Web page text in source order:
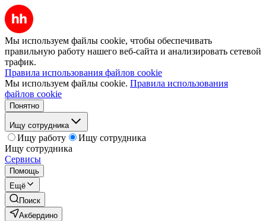
Мы используем файлы cookie, чтобы обеспечивать
правильную работу нашего веб-сайта и анализировать сетевой
трафик.
Правила использования файлов cookie
Мы используем файлы cookie. Правила использования
файлов cookie
Понятно
Ищу сотрудника
Ищу работу
Ищу сотрудника
Ищу сотрудника
Сервисы
Помощь
Ещё
Поиск
Акбердино